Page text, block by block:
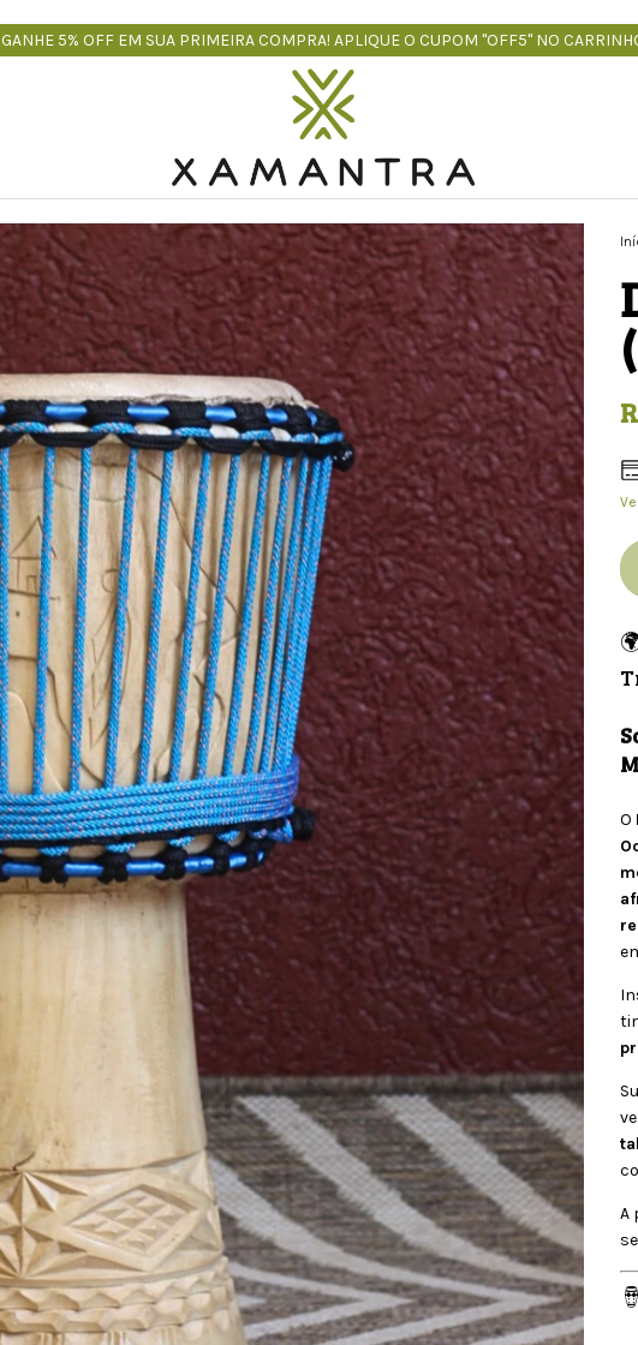
GANHE 5% OFF EM SUA PRIMEIRA COMPRA! APLIQUE O CUPOM "OFF5" NO
O
A